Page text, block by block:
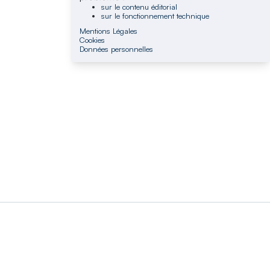
sur le contenu éditorial
sur le fonctionnement technique
Mentions Légales
Cookies
Données personnelles